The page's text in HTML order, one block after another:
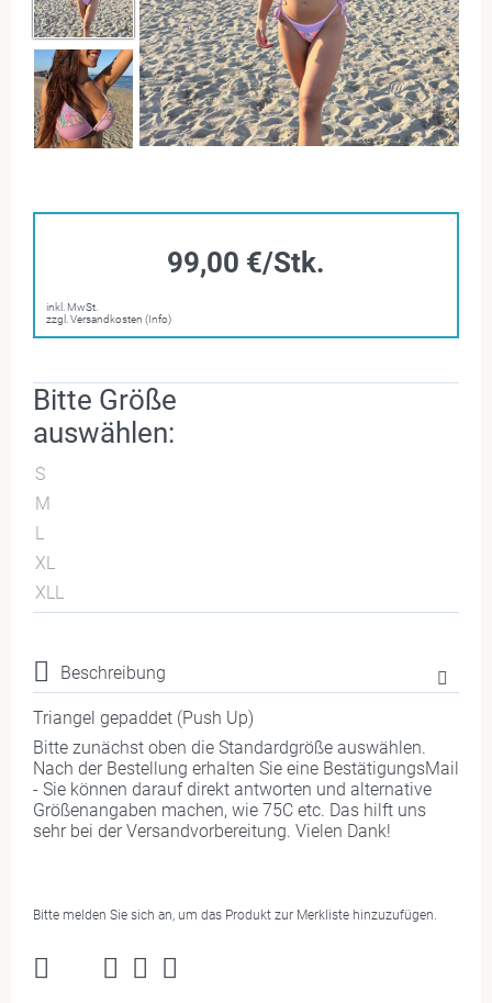
99,00 €/Stk.
inkl. MwSt.
zzgl. Versandkosten (Info)
Bitte Größe
auswählen:
S
M
L
XL
XLL
Beschreibung
Triangel gepaddet (Push Up)
Bitte zunächst oben die Standardgröße auswählen.
Nach der Bestellung erhalten Sie eine BestätigungsMail
- Sie können darauf direkt antworten und alternative
Größenangaben machen, wie 75C etc. Das hilft uns
sehr bei der Versandvorbereitung. Vielen Dank!
Bitte melden Sie sich an, um das Produkt zur Merkliste hinzuzufügen.